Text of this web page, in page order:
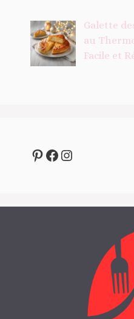
Galette
au
Facile et
Pinterest
Facebook
Instagram